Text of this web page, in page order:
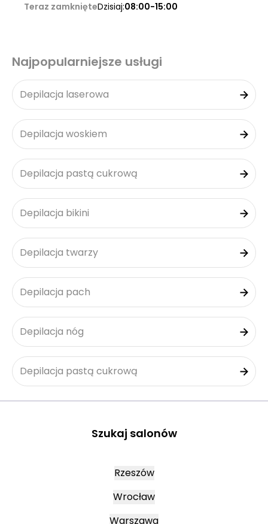
Teraz zamknięteDzisiaj:08:00-15:00
Najpopularniejsze usługi
Depilacja laserowa
Depilacja woskiem
Depilacja pastą cukrową
Depilacja bikini
Depilacja twarzy
Depilacja pach
Depilacja nóg
Depilacja pastą cukrową
Szukaj salonów
Rzeszów
Wrocław
Warszawa